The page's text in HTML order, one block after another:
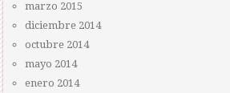
marzo 2015
diciembre 2014
octubre 2014
mayo 2014
enero 2014